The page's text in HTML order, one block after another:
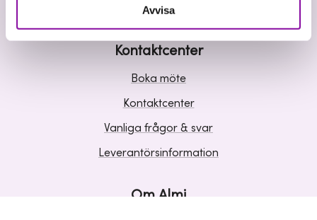
Avvisa
Kunskap och inspiration
Kontaktcenter
Boka möte
Kontaktcenter
Vanliga frågor & svar
Leverantörsinformation
Om Almi